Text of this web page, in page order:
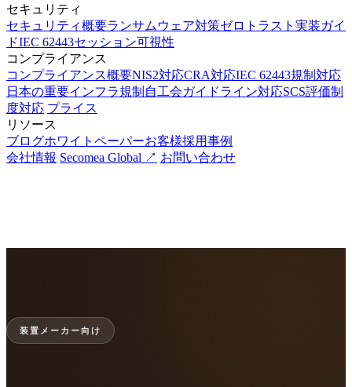
セキュリティ
セキュリティ概要ランサムウェア対策ゼロトラスト実装ガイ
ドIEC 62443セッション可視性
コンプライアンス
コンプライアンス概要NIS2対応CRA対応IEC 62443規制対応
日本の重要インフラ規制 自工会ガイドライン対応SCS評価制
度対応 プライス
リソース
ブログホワイトペーパーお客様採用事例
会社情報 Secomea Global ↗ お問い合わせ
装置メーカー向け